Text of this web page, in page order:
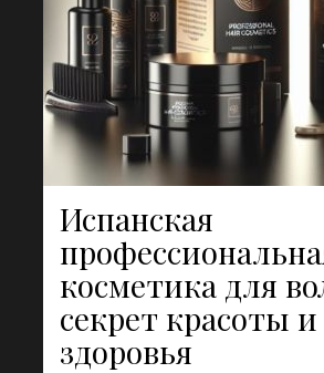
Испанская
косметика для
секрет красоты и
здоровья